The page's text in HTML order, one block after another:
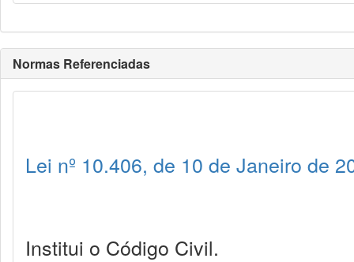
Normas Referenciadas
Lei nº 10.406, de 10 de Janeiro de
Institui o Código Civil.